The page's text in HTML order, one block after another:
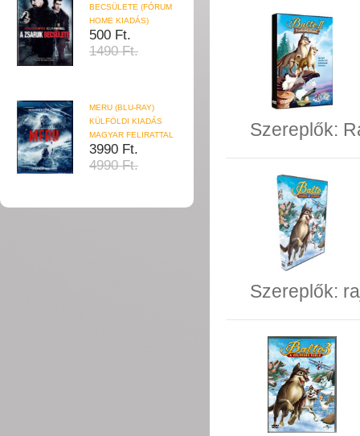
BECSÜLETE (FÓRUM
HOME KIADÁS)
500 Ft.
1490 Ft.
MERU (BLU-RAY)
KÜLFÖLDI KIADÁS
MAGYAR FELIRATTAL
3990 Ft.
4990 Ft.
Szereplők:
Szereplők: